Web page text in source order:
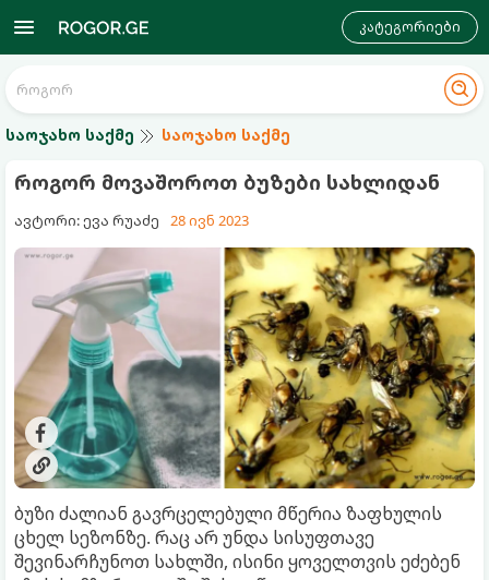
კატეგორიები
საოჯახო საქმე საოჯახო საქმე
როგორ მოვაშოროთ ბუზები სახლიდან
ავტორი: ევა რუაძე 28 ივნ 2023
ბუზი ძალიან გავრცელებული მწერია ზაფხულის
ცხელ სეზონზე. რაც არ უნდა სისუფთავე
შევინარჩუნოთ სახლში, ისინი ყოველთვის ეძებენ